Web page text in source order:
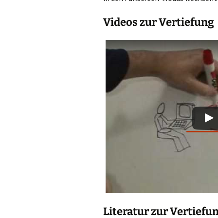
Videos zur Vertiefung
Literatur zur